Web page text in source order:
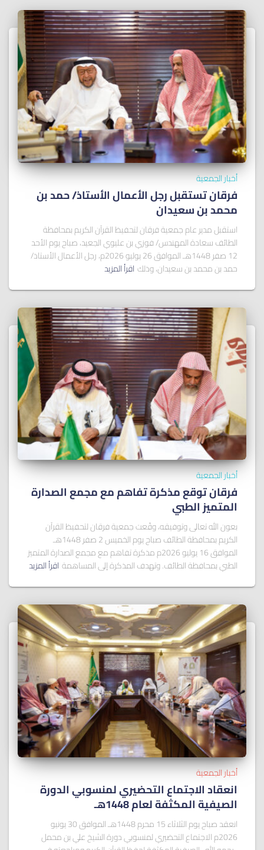
أخبار الجمعية
فرقان تستقبل رجل الأعمال الأستاذ/ ﺣﻤﺪ ﺑﻦ
ﻣﺤﻤﺪ ﺑﻦ ﺳﻌﻴﺪان
استقبل مدير عام جمعية فرقان لتحفيظ القرآن الكريم بمحافظة
الطائف سعادة المهندس/ فوزي بن عليوي الجعيد، صباح يوم الأحد
12 صفر 1448هـ الموافق 26 يوليو 2026م، رجل الأعمال الأستاذ/
حمد بن محمد بن سعيدان، وذلك اقرأ المزيد
أخبار الجمعية
فرقان توقع مذكرة تفاهم مع مجمع الصدارة
المتميز الطبي
بعون الله تعالى وتوفيقه، وقّعت جمعية فرقان لتحفيظ القرآن
الكريم بمحافظة الطائف صباح يوم الخميس 2 صفر 1448هـ
الموافق 16 يوليو 2026م مذكرة تفاهم مع مجمع الصدارة المتميز
الطبي بمحافظة الطائف. وتهدف المذكرة إلى المساهمة اقرأ المزيد
أخبار الجمعية
انعقاد الاجتماع التحضيري لمنسوبي الدورة
الصيفية المكثفة لعام 1448هـ
انعقد صباح يوم الثلاثاء 15 محرم 1448هـ الموافق 30 يونيو
2026م الاجتماع التحضيري لمنسوبي دورة الشيخ علي بن محمل